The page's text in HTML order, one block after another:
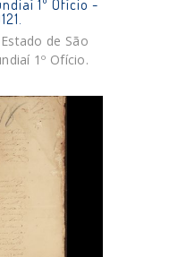
1º Ofício -
de São
1º Ofício.